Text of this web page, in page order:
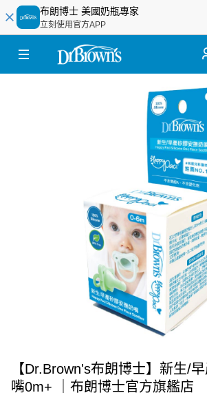
布朗博士 美國奶瓶專家
立刻使用官方APP
【Dr.Brown's布朗博士】新生/
嘴0m+ ｜布朗博士官方旗艦店